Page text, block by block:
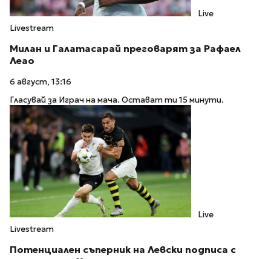
Live
Livestream
Милан и Галатасарай преговарят за Рафаел
Леао
6 август, 13:16
Гласувай за Играч на мача. Остават ти 15 минути.
Live
Livestream
Потенциален съперник на Левски подписа с